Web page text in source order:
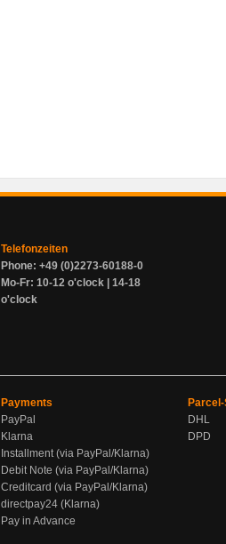
Telefonzeiten
Phone: +49 (0)2273-60188-0
Mo-Fr: 10-12 o'clock | 14-18
o'clock
Payments
PayPal
Klarna
Installment (via PayPal/Klarna)
Debit Note (via PayPal/Klarna)
Creditcard (via PayPal/Klarna)
directpay24 (Klarna)
Pay in Advance
DHL
DPD